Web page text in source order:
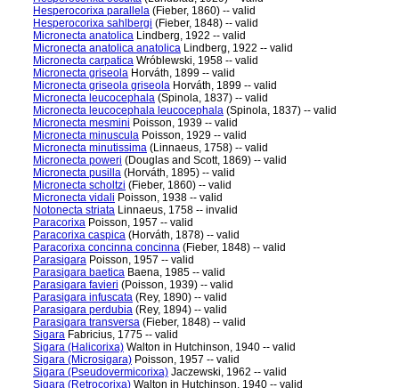
Hesperocorixa parallela (Fieber, 1860) -- valid
Hesperocorixa sahlbergi (Fieber, 1848) -- valid
Micronecta anatolica Lindberg, 1922 -- valid
Micronecta anatolica anatolica Lindberg, 1922 -- valid
Micronecta carpatica Wróblewski, 1958 -- valid
Micronecta griseola Horváth, 1899 -- valid
Micronecta griseola griseola Horváth, 1899 -- valid
Micronecta leucocephala (Spinola, 1837) -- valid
Micronecta leucocephala leucocephala (Spinola, 1837) -- valid
Micronecta mesmini Poisson, 1939 -- valid
Micronecta minuscula Poisson, 1929 -- valid
Micronecta minutissima (Linnaeus, 1758) -- valid
Micronecta poweri (Douglas and Scott, 1869) -- valid
Micronecta pusilla (Horváth, 1895) -- valid
Micronecta scholtzi (Fieber, 1860) -- valid
Micronecta vidali Poisson, 1938 -- valid
Notonecta striata Linnaeus, 1758 -- invalid
Paracorixa Poisson, 1957 -- valid
Paracorixa caspica (Horváth, 1878) -- valid
Paracorixa concinna concinna (Fieber, 1848) -- valid
Parasigara Poisson, 1957 -- valid
Parasigara baetica Baena, 1985 -- valid
Parasigara favieri (Poisson, 1939) -- valid
Parasigara infuscata (Rey, 1890) -- valid
Parasigara perdubia (Rey, 1894) -- valid
Parasigara transversa (Fieber, 1848) -- valid
Sigara Fabricius, 1775 -- valid
Sigara (Halicorixa) Walton in Hutchinson, 1940 -- valid
Sigara (Microsigara) Poisson, 1957 -- valid
Sigara (Pseudovermicorixa) Jaczewski, 1962 -- valid
Sigara (Retrocorixa) Walton in Hutchinson, 1940 -- valid